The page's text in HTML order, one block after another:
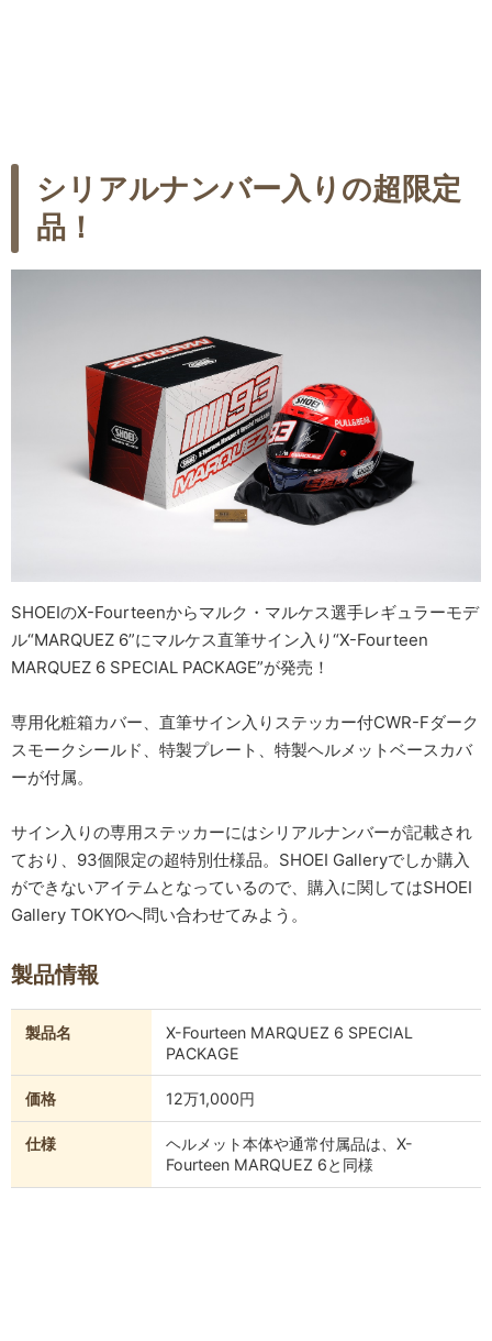
シリアルナンバー入りの超限定
品！
SHOEIのX-Fourteenからマルク・マルケス選手レギュラーモデ
ル“MARQUEZ 6”にマルケス直筆サイン入り“X-Fourteen
MARQUEZ 6 SPECIAL PACKAGE”が発売！
専用化粧箱カバー、直筆サイン入りステッカー付CWR-Fダーク
スモークシールド、特製プレート、特製ヘルメットベースカバ
ーが付属。
サイン入りの専用ステッカーにはシリアルナンバーが記載され
ており、93個限定の超特別仕様品。SHOEI Galleryでしか購入
ができないアイテムとなっているので、購入に関してはSHOEI
Gallery TOKYOへ問い合わせてみよう。
製品情報
製品名
X-Fourteen MARQUEZ 6 SPECIAL
PACKAGE
価格 12万1,000円
仕様
ヘルメット本体や通常付属品は、X-
Fourteen MARQUEZ 6と同様